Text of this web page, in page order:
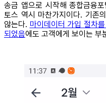
송금 앱으로 시작해 종합금융
토스 역시 마찬가지이다. 기존
않는다. 마이데이터 가입 절차
되었음에도 고객에게 보이는 부